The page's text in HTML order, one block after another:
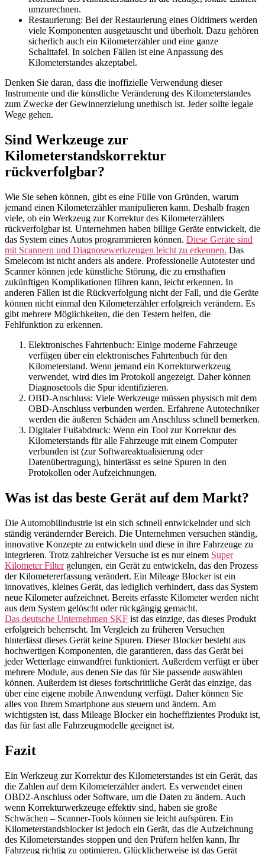
umzurechnen.
Restaurierung: Bei der Restaurierung eines Oldtimers werden
viele Komponenten ausgetauscht und überholt. Dazu gehören
sicherlich auch ein Kilometerzähler und eine ganze
Schalttafel. In solchen Fällen ist eine Anpassung des
Kilometerstandes akzeptabel.
Denken Sie daran, dass die inoffizielle Verwendung dieser
Instrumente und die künstliche Veränderung des Kilometerstandes
zum Zwecke der Gewinnerzielung unethisch ist. Jeder sollte legale
Wege gehen.
Sind Werkzeuge zur
Kilometerstandskorrektur
rückverfolgbar?
Wie Sie sehen können, gibt es eine Fülle von Gründen, warum
jemand einen Kilometerzähler manipulieren kann. Deshalb fragen
viele, ob ein Werkzeug zur Korrektur des Kilometerzählers
rückverfolgbar ist. Unternehmen haben billige Geräte entwickelt, die
das System eines Autos programmieren können. Diese Geräte sind
mit Scannern und Diagnosewerkzeugen leicht zu erkennen. Das
Smelecom ist nicht anders als andere. Professionelle Autotester und
Scanner können jede künstliche Störung, die zu ernsthaften
zukünftigen Komplikationen führen kann, leicht erkennen. In
anderen Fällen ist die Rückverfolgung nicht der Fall, und die Geräte
können nicht einmal den Kilometerzähler erfolgreich verändern. Es
gibt mehrere Möglichkeiten, die den Testern helfen, die
Fehlfunktion zu erkennen.
Elektronisches Fahrtenbuch: Einige moderne Fahrzeuge
verfügen über ein elektronisches Fahrtenbuch für den
Kilometerstand. Wenn jemand ein Korrekturwerkzeug
verwendet, wird dies im Protokoll angezeigt. Daher können
Diagnosetools die Spur identifizieren.
OBD-Anschluss: Viele Werkzeuge müssen physisch mit dem
OBD-Anschluss verbunden werden. Erfahrene Autotechniker
werden die äußeren Schäden am Anschluss schnell bemerken.
Digitaler Fußabdruck: Wenn ein Tool zur Korrektur des
Kilometerstands für alle Fahrzeuge mit einem Computer
verbunden ist (zur Softwareaktualisierung oder
Datenübertragung), hinterlässt es seine Spuren in den
Protokollen oder Aufzeichnungen.
Was ist das beste Gerät auf dem Markt?
Die Automobilindustrie ist ein sich schnell entwickelnder und sich
ständig verändernder Bereich. Die Unternehmen versuchen ständig,
innovative Konzepte zu entwickeln und diese in ihre Fahrzeuge zu
integrieren. Trotz zahlreicher Versuche ist es nur einem Super
Kilometer Filtergelungen, ein Gerät zu entwickeln, das den Prozess
der Kilometererfassung verändert. Ein Mileage Blocker ist ein
innovatives, kleines Gerät, das lediglich verhindert, dass das System
neue Kilometer aufzeichnet. Bereits erfasste Kilometer werden nicht
aus dem System gelöscht oder rückgängig gemacht.
Das deutsche Unternehmen SKF ist das einzige, das dieses Produkt
erfolgreich beherrscht. Im Vergleich zu früheren Versuchen
hinterlässt dieses Gerät keine Spuren. Dieser Blocker besteht aus
hochwertigen Komponenten, die garantieren, dass das Gerät bei
jeder Wetterlage einwandfrei funktioniert. Außerdem verfügt er über
mehrere Module, aus denen Sie das für Sie passende auswählen
können. Außerdem ist dieses fortschrittliche Gerät das einzige, das
über eine eigene mobile Anwendung verfügt. Daher können Sie
alles von Ihrem Smartphone aus steuern und ändern. Am
wichtigsten ist, dass Mileage Blocker ein hocheffizientes Produkt ist,
das für fast alle Fahrzeugmodelle geeignet ist.
Fazit
Ein Werkzeug zur Korrektur des Kilometerstandes ist ein Gerät, das
die Zahlen auf dem Kilometerzähler ändert. Es verwendet einen
OBD2-Anschluss oder Software, um die Daten zu ändern. Auch
wenn Korrekturwerkzeuge effektiv sind, haben sie große
Schwächen – Scanner-Tools können sie leicht aufspüren. Ein
Kilometerstandsblocker ist jedoch ein Gerät, das die Aufzeichnung
des Kilometerstandes stoppen und den Prüfern helfen kann, Ihr
Fahrzeug richtig zu optimieren. Glücklicherweise ist das Gerät